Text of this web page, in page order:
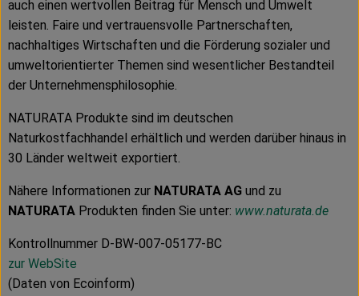
auch einen wertvollen Beitrag für Mensch und Umwelt
leisten. Faire und vertrauensvolle Partnerschaften,
nachhaltiges Wirtschaften und die Förderung sozialer und
umweltorientierter Themen sind wesentlicher Bestandteil
der Unternehmensphilosophie.
NATURATA Produkte sind im deutschen
Naturkostfachhandel erhältlich und werden darüber hinaus in
30 Länder weltweit exportiert.
Nähere Informationen zur NATURATA AG und zu
NATURATA Produkten finden Sie unter: www.naturata.de
Kontrollnummer D-BW-007-05177-BC
zur WebSite
(Daten von Ecoinform)